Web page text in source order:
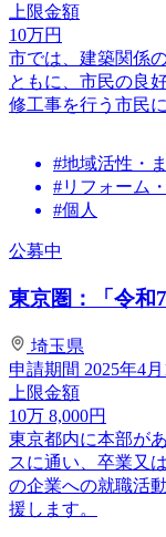
上限金額
10万円
市では、建築関係
ともに、市民の良
修工事を行う市民
#地域活性・
#リフォーム
#個人
公募中
東京圏：「令和
埼玉県
申請期間 2025年4
上限金額
10万 8,000円
東京都内に本部が
スに通い、卒業又
の企業への就職活
援します。